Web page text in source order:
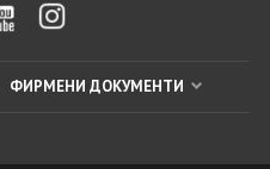
ФИРМЕНИ ДОКУМЕНТИ